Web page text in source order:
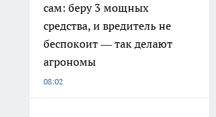
сам: беру 3 мощных
средства, и вредитель не
беспокоит — так делают
агрономы
08:02